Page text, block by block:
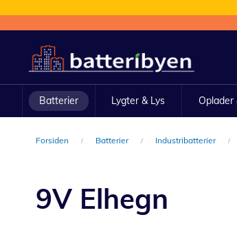
to
Content
Batterier Lygter & Lys Oplader
Forsiden Batterier Industribatterier
9V Elhegn